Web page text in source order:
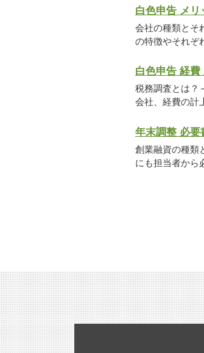
白色申告 メリ
会社の種類とそ
の特徴やそれぞ
白色申告 経費
税務調査とは？
会社、経費の計
年末調整 必要
創業融資の種類
にも担当者から